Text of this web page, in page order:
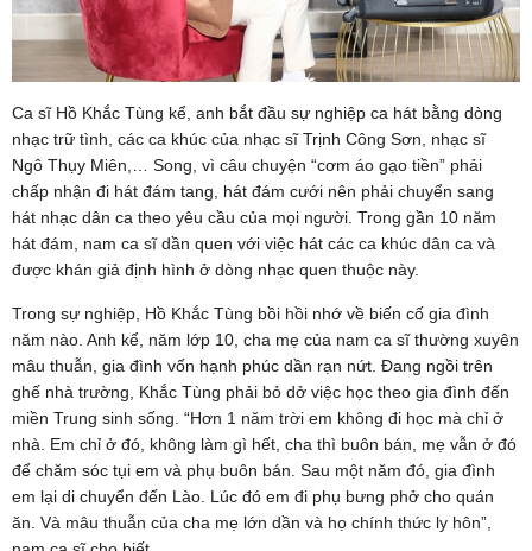
Ca sĩ Hồ Khắc Tùng kể, anh bắt đầu sự nghiệp ca hát bằng dòng
nhạc trữ tình, các ca khúc của nhạc sĩ Trịnh Công Sơn, nhạc sĩ
Ngô Thụy Miên,… Song, vì câu chuyện “cơm áo gạo tiền” phải
chấp nhận đi hát đám tang, hát đám cưới nên phải chuyển sang
hát nhạc dân ca theo yêu cầu của mọi người. Trong gần 10 năm
hát đám, nam ca sĩ dần quen với việc hát các ca khúc dân ca và
được khán giả định hình ở dòng nhạc quen thuộc này.
Trong sự nghiệp, Hồ Khắc Tùng bồi hồi nhớ về biến cố gia đình
năm nào. Anh kể, năm lớp 10, cha mẹ của nam ca sĩ thường xuyên
mâu thuẫn, gia đình vốn hạnh phúc dần rạn nứt. Đang ngồi trên
ghế nhà trường, Khắc Tùng phải bỏ dở việc học theo gia đình đến
miền Trung sinh sống. “Hơn 1 năm trời em không đi học mà chỉ ở
nhà. Em chỉ ở đó, không làm gì hết, cha thì buôn bán, mẹ vẫn ở đó
để chăm sóc tụi em và phụ buôn bán. Sau một năm đó, gia đình
em lại di chuyển đến Lào. Lúc đó em đi phụ bưng phở cho quán
ăn. Và mâu thuẫn của cha mẹ lớn dần và họ chính thức ly hôn”,